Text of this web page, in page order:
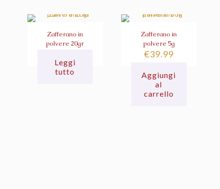
Zafferano in
polvere 20gr
Leggi
tutto
Zafferano in
polvere 5g
€39.99
Aggiungi
al
carrello